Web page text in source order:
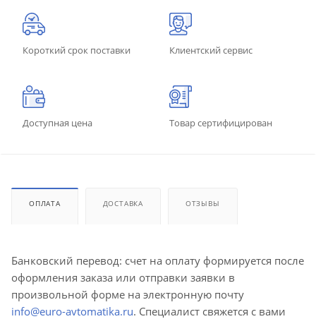
Короткий срок поставки Клиентский сервис
Доступная цена Товар сертифицирован
ОПЛАТА ДОСТАВКА ОТЗЫВЫ
Банковский перевод: счет на оплату формируется после
оформления заказа или отправки заявки в
произвольной форме на электронную почту
info@euro-avtomatika.ru. Специалист свяжется с вами